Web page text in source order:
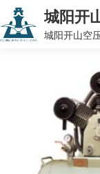
城阳开
城阳开山空